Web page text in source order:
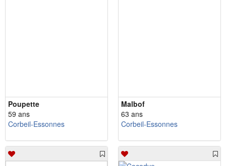
Poupette
59 ans
Corbeil-Essonnes
Malbof
63 ans
Corbeil-Essonnes